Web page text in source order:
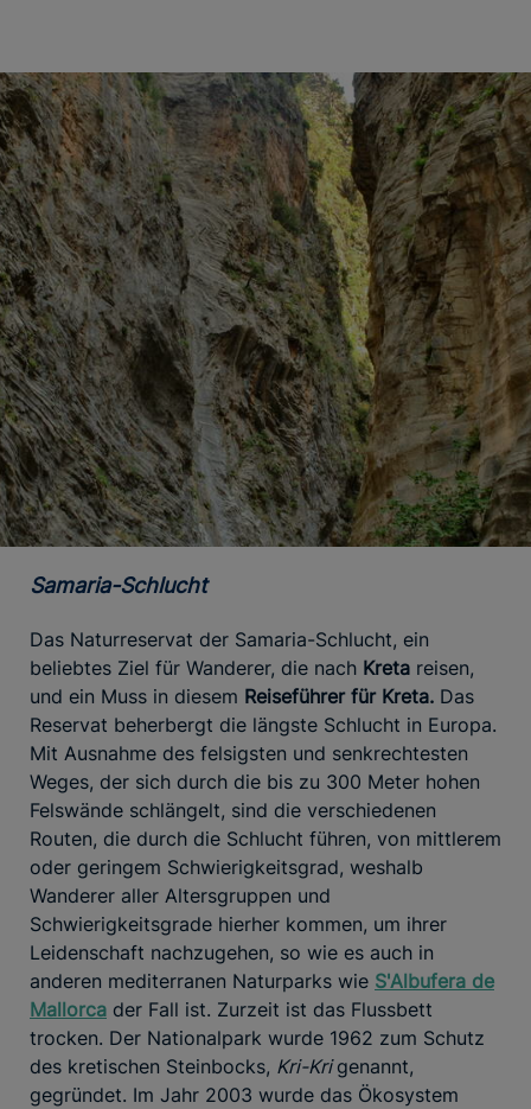
Samaria-Schlucht
Das Naturreservat der Samaria-Schlucht, ein
beliebtes Ziel für Wanderer, die nach Kreta reisen,
und ein Muss in diesem Reiseführer für Kreta. Das
Reservat beherbergt die längste Schlucht in Europa.
Mit Ausnahme des felsigsten und senkrechtesten
Weges, der sich durch die bis zu 300 Meter hohen
Felswände schlängelt, sind die verschiedenen
Routen, die durch die Schlucht führen, von mittlerem
oder geringem Schwierigkeitsgrad, weshalb
Wanderer aller Altersgruppen und
Schwierigkeitsgrade hierher kommen, um ihrer
Leidenschaft nachzugehen, so wie es auch in
anderen mediterranen Naturparks wie S'Albufera de
Mallorca der Fall ist. Zurzeit ist das Flussbett
trocken. Der Nationalpark wurde 1962 zum Schutz
des kretischen Steinbocks, Kri-Krigenannt,
gegründet. Im Jahr 2003 wurde das Ökosystem